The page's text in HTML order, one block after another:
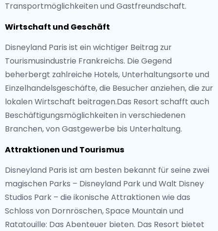
Transportmöglichkeiten und Gastfreundschaft.
Wirtschaft und Geschäft
Disneyland Paris ist ein wichtiger Beitrag zur
Tourismusindustrie Frankreichs. Die Gegend
beherbergt zahlreiche Hotels, Unterhaltungsorte und
Einzelhandelsgeschäfte, die Besucher anziehen, die zur
lokalen Wirtschaft beitragen.Das Resort schafft auch
Beschäftigungsmöglichkeiten in verschiedenen
Branchen, von Gastgewerbe bis Unterhaltung.
Attraktionen und Tourismus
Disneyland Paris ist am besten bekannt für seine zwei
magischen Parks – Disneyland Park und Walt Disney
Studios Park – die ikonische Attraktionen wie das
Schloss von Dornröschen, Space Mountain und
Ratatouille: Das Abenteuer bieten. Das Resort bietet